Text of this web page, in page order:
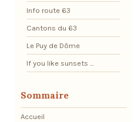
Info route 63
Cantons du 63
Le Puy de Dôme
If you like sunsets ...
Sommaire
Accueil